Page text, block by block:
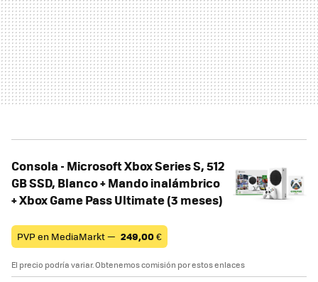
Consola - Microsoft Xbox Series S, 512
GB SSD, Blanco + Mando inalámbrico
+ Xbox Game Pass Ultimate (3 meses)
PVP en MediaMarkt — 249,00€
El precio podría variar. Obtenemos comisión por estos enlaces